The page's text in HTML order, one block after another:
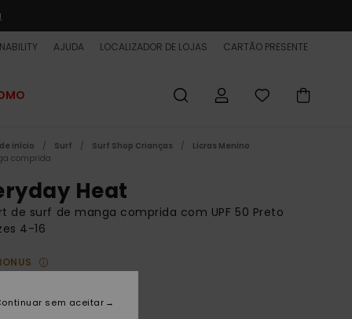
AJUDA LOCALIZADOR DE LOJAS CARTÃO PRESENTE
início Surf Surf Shop Crianças
Licras Menino
comprida
Heat
de surf de manga comprida com UPF 50 Preto
4-16
€ sem aceitar